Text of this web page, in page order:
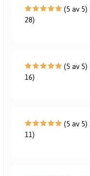
(5 av 5)
28)
(5 av 5)
16)
(5 av 5)
11)